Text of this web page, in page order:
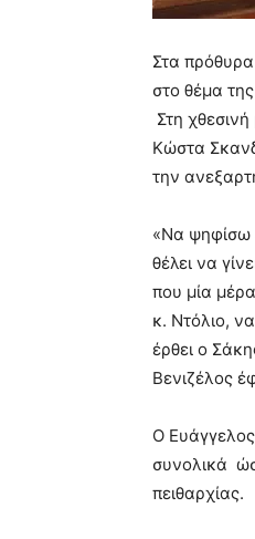
Στα
στο θέμα
Στη
Κώστα
την
«Να ψηφίσω
θέλει να
που μία
κ. Ντόλιο,
έρθει ο
Βενιζέλος
Ο
συνολικά
πειθαρχίας.